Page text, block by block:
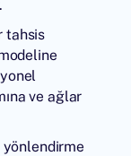
tahsis
ve ağlar
yönlendirme